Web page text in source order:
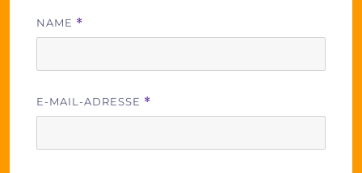
NAME *
E-MAIL-ADRESSE *